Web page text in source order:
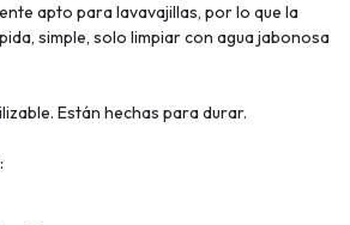
apto para lavavajillas, por lo que la
simple, solo limpiar con agua jabonosa
Están hechas para durar.